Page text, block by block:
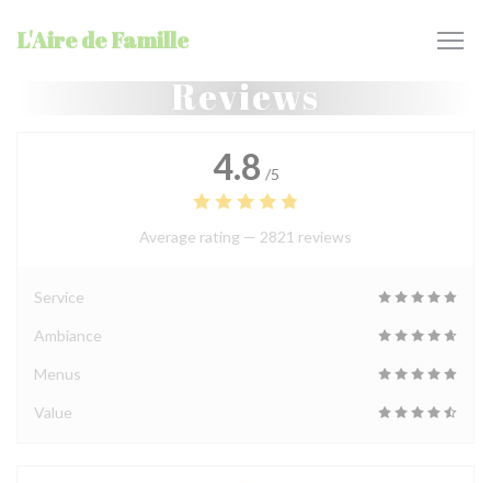
L'Aire de Famille
Reviews
4.8 /5
Average rating — 2821 reviews
Service
Ambiance
Menus
Value